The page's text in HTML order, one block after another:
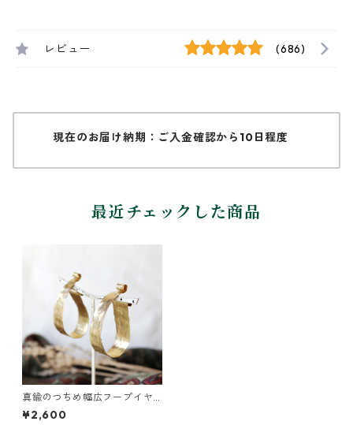
レビュー (686)
現在のお届け納期：ご入金確認から10日程度
最近チェックした商品
真鍮のつちめ幅広フープイヤ
ーカフ
¥2,600